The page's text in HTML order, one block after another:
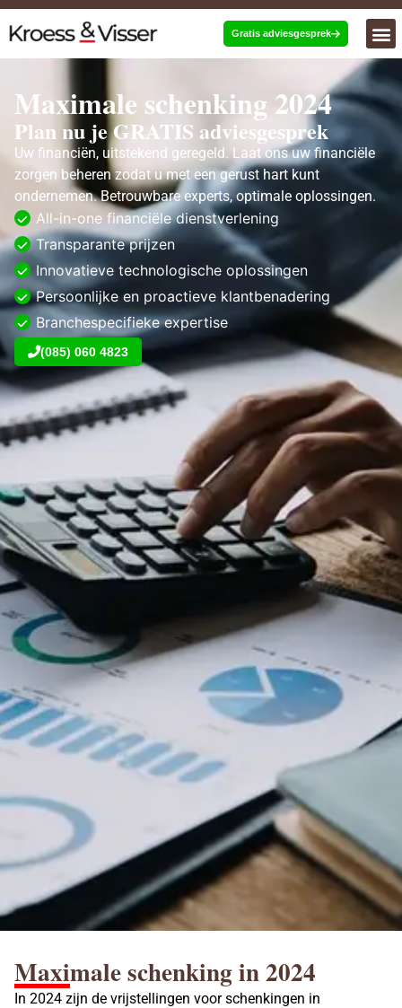
Gratis adviesgesprek
Maximale schenking 2024
Plan nu je GRATIS adviesgesprek
Uw financiën, uitstekend geregeld. Laat ons uw financiële
zorgen beheren zodat u met een gerust hart kunt
ondernemen. Betrouwbare experts, optimale oplossingen.
All-in-one financiële dienstverlening
Transparante prijzen
Innovatieve technologische oplossingen
Persoonlijke en proactieve klantbenadering
Branchespecifieke expertise
(085) 060 4823
Maximale schenking in 2024
In 2024 zijn de vrijstellingen voor schenkingen in